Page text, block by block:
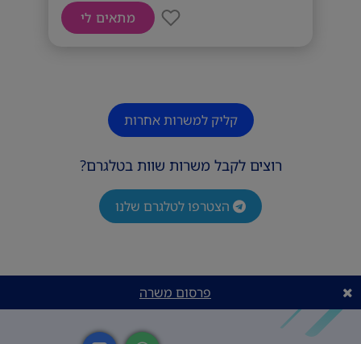
מתאים לי
קליק למשרות אחרות
רוצים לקבל משרות שוות בטלגרם?
הצטרפו לטלגרם שלנו
פרסום משרה